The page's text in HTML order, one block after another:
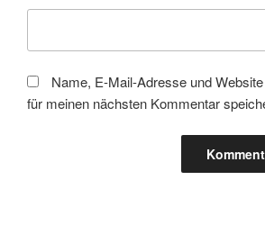
Name, E-Mail-Adresse und
für meinen nächsten Kommentar